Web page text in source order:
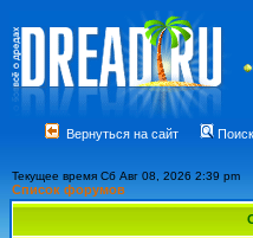
Вернуться на сайт
Текущее время Сб Авг 08, 2026 2:39 pm
Список форумов